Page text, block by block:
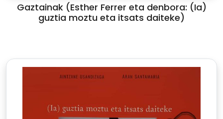
Gaztainak (Esther Ferrer eta denbora: (Ia)
guztia moztu eta itsats daiteke)